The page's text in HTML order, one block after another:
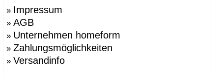
»Azumi, Shin & Tomoko
Babled, Emmanuel
»Bao-Nghi Droste
»Barnaby Gunning
Bastian Prieler
Batisse, Laurent
»BBMDS
» Impressum
» AGB
» Unternehmen homeform
» Zahlungsmöglichkeiten
» Versandinfo